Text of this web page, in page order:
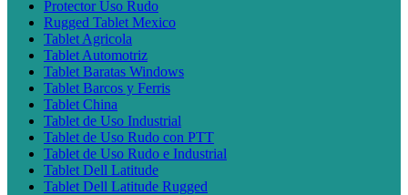
Protector Uso Rudo
Rugged Tablet Mexico
Tablet Agricola
Tablet Automotriz
Tablet Baratas Windows
Tablet Barcos y Ferris
Tablet China
Tablet de Uso Industrial
Tablet de Uso Rudo con PTT
Tablet de Uso Rudo e Industrial
Tablet Dell Latitude
Tablet Dell Latitude Rugged